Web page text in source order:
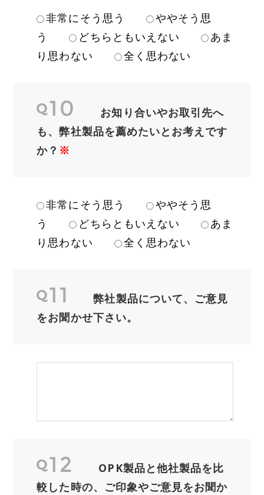
非常にそう思う
ややそう思
う
どちらともいえない
あま
り思わない
全く思わない
お知り合いやお取引先へ
も、弊社製品を薦めたいとお考えです
か？ ※
非常にそう思う
ややそう思
う
どちらともいえない
あま
り思わない
全く思わない
弊社製品について、ご意見
をお聞かせ下さい。
OPK製品と他社製品を比
較した時の、ご印象やご意見をお聞か